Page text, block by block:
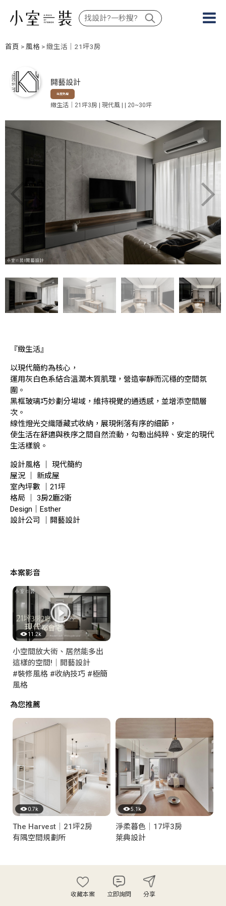
首頁 > 風格 > 緻生活｜21坪3房
開藝設計
年度熱搜
緻生活｜21坪3房 | 現代風 | | 20~30坪
『緻生活』
以現代簡約為核心，
運用灰白色系結合溫潤木質肌理，營造寧靜而沉穩的空間氛
圍。
黑框玻璃巧妙劃分場域，維持視覺的通透感，並增添空間層
次。
線性燈光交織隱藏式收納，展現俐落有序的細節，
使生活在舒適與秩序之間自然流動，勾勒出純粹、安定的現代
生活樣貌。
設計風格 ｜ 現代簡約
屋況 ｜ 新成屋
室內坪數 ｜21坪
格局 ｜ 3房2廳2衛
Design｜Esther
設計公司 ｜開藝設計
本案影音
11.2k
小空間放大術、居然能多出
這樣的空間!｜開藝設計
#裝修風格 #收納技巧 #極簡
風格
為您推薦
0.7k
The Harvest｜21坪2房
有隅空間規劃所
5.1k
淨柔暮色｜17坪3房
萊典設計
收藏本案 立即詢問 分享